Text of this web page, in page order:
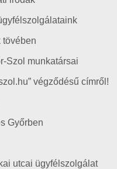
tövében
Szol munkatársai
végződésű címről!
Győrben
utcai ügyfélszolgálat